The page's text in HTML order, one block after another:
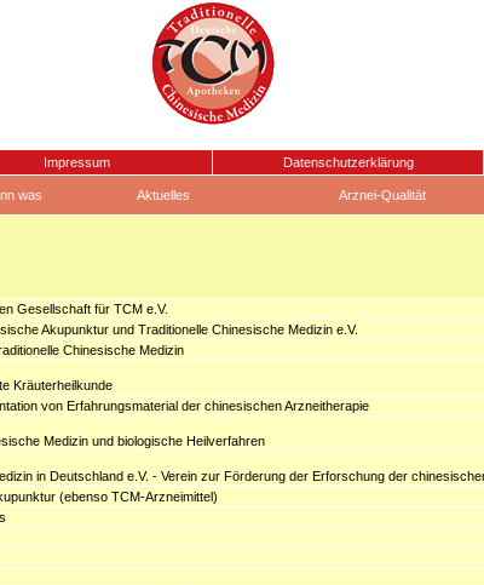
Impressum Datenschutzerklärung
was Aktuelles Arznei-Qualität
Gesellschaft für TCM e.V.
Akupunktur und Traditionelle Chinesische Medizin e.V.
Chinesische Medizin
Kräuterheilkunde
von Erfahrungsmaterial der chinesischen Arzneitherapie
Medizin und biologische Heilverfahren
in Deutschland e.V. - Verein zur Förderung der Erforschung der
(ebenso TCM-Arzneimittel)